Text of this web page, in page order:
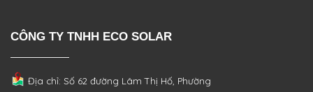
CÔNG TY TNHH ECO SOLAR
Địa chỉ: Số 62 đường Lâm Thị Hố, Phường